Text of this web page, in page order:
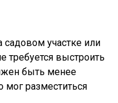
садовом участке или
требуется выстроить
быть менее
мог разместиться